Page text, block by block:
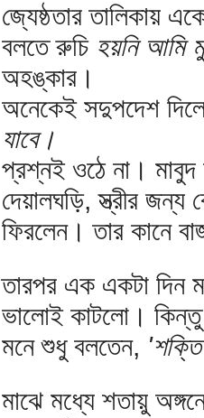
জ্যেষ্ঠতার তালিকায়
বলতে রুচি হয়নি আমি
অহঙ্কার।
অনেকেই সদুপদেশ
যাবে।
প্রশ্নই ওঠে না।
দেয়ালঘড়ি, স্ত্রীর জন্য
ফিরলেন। তার কানে
তারপর এক একটা দিন
ভালোই কাটলো। কিন্তু
মনে শুধু বলতেন,
মাঝে মধ্যে শতায়ু